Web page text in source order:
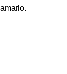
amarlo.